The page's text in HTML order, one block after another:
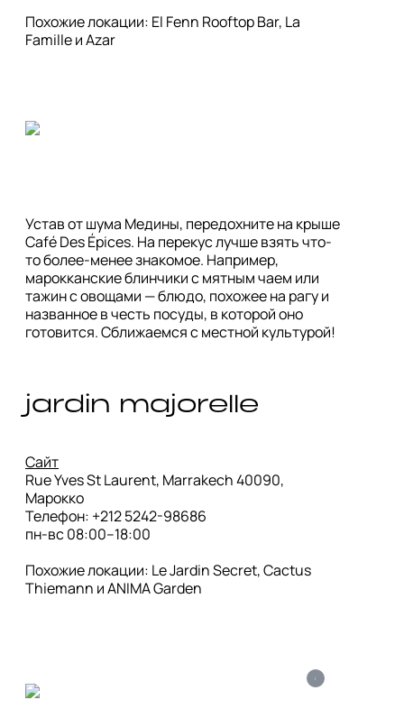
Похожие локации: El Fenn Rooftop Bar, La
Famille и Azar
Устав от шума Медины, передохните на крыше
Café Des Épices. На перекус лучше взять что-
то более-менее знакомое. Например,
марокканские блинчики с мятным чаем или
тажин с овощами — блюдо, похожее на рагу и
названное в честь посуды, в которой оно
готовится. Сближаемся с местной культурой!
jardin majorelle
Сайт
Rue Yves St Laurent, Marrakech 40090,
Марокко
Телефон: +212 5242-98686
пн-вс 08:00–18:00
Похожие локации: Le Jardin Secret, Cactus
Thiemann и ANIMA Garden
i